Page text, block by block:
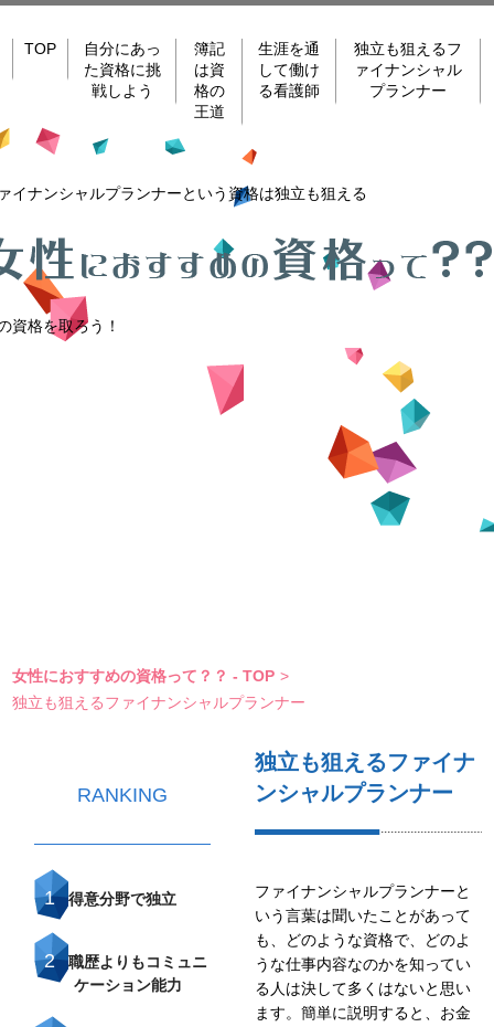
TOP
自分にあっ
た資格に挑
戦しよう
簿記
は資
格の
王道
生涯を通
して働け
る看護師
独立も狙えるフ
ァイナンシャル
プランナー
イナンシャルプランナーという資格は独立も狙える
資格を取ろう！
女性におすすめの資格って？？ - TOP >
独立も狙えるファイナンシャルプランナー
RANKING
1 得意分野で独立
2
職歴よりもコミュニ
ケーション能力
独立も狙えるファイナ
ンシャルプランナー
ファイナンシャルプランナーと
いう言葉は聞いたことがあって
も、どのような資格で、どのよ
うな仕事内容なのかを知ってい
る人は決して多くはないと思い
ます。簡単に説明すると、お金